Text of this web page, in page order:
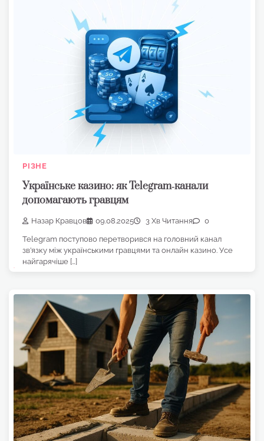
РІЗНЕ
Українське казино: як Telegram‑канали
допомагають гравцям
Назар Кравцов 09.08.2025 3 Хв Читання 0
Telegram поступово перетворився на головний канал
зв’язку між українськими гравцями та онлайн казино. Усе
найгарячіше […]